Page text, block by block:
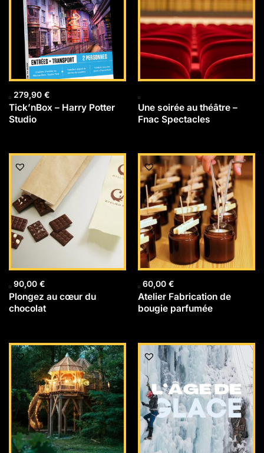
279,90 €
Tick’nBox – Harry Potter
Studio
Une soirée au théâtre –
Fnac Spectacles
90,00 €
Plongez au cœur du
chocolat
60,00 €
Atelier Fabrication de
bougie parfumée